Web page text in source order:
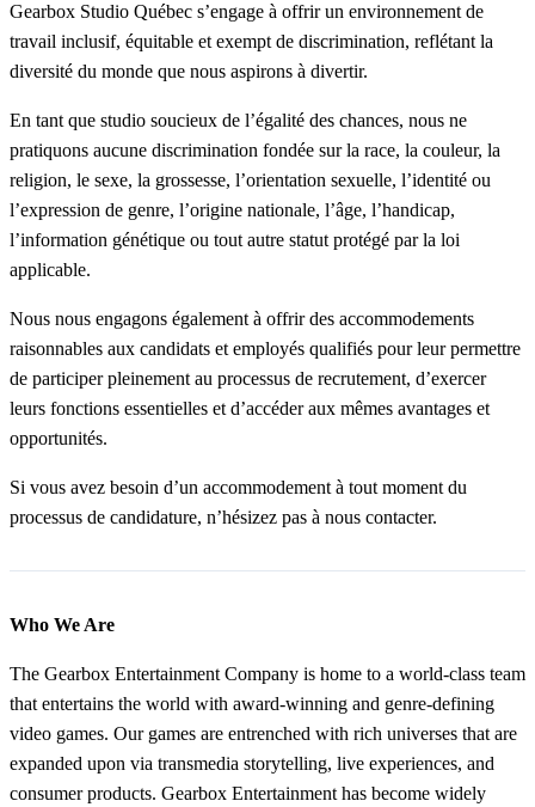
Gearbox Studio Québec s’engage à offrir un environnement de
travail inclusif, équitable et exempt de discrimination, reflétant la
diversité du monde que nous aspirons à divertir.
En tant que studio soucieux de l’égalité des chances, nous ne
pratiquons aucune discrimination fondée sur la race, la couleur, la
religion, le sexe, la grossesse, l’orientation sexuelle, l’identité ou
l’expression de genre, l’origine nationale, l’âge, l’handicap,
l’information génétique ou tout autre statut protégé par la loi
applicable.
Nous nous engagons également à offrir des accommodements
raisonnables aux candidats et employés qualifiés pour leur permettre
de participer pleinement au processus de recrutement, d’exercer
leurs fonctions essentielles et d’accéder aux mêmes avantages et
opportunités.
Si vous avez besoin d’un accommodement à tout moment du
processus de candidature, n’hésizez pas à nous contacter.
Who We Are
The Gearbox Entertainment Company is home to a world-class team
that entertains the world with award-winning and genre-defining
video games. Our games are entrenched with rich universes that are
expanded upon via transmedia storytelling, live experiences, and
consumer products. Gearbox Entertainment has become widely